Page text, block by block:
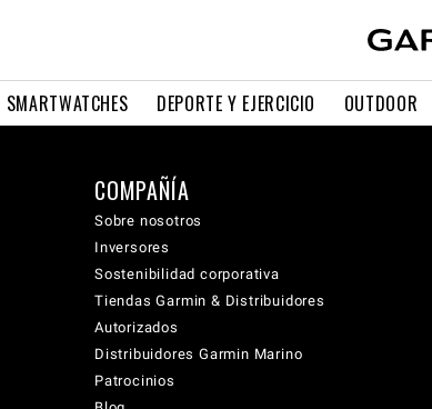
SMARTWATCHES DEPORTE Y EJERCICIO OUTDOOR
COMPAÑÍA
Sobre nosotros
Inversores
Sostenibilidad corporativa
Tiendas Garmin & Distribuidores
Autorizados
Distribuidores Garmin Marino
Patrocinios